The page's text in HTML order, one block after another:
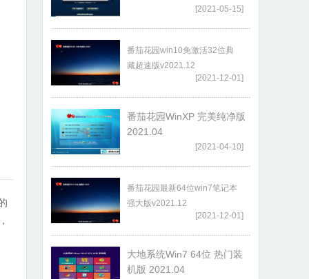
[2021-05-15]
番茄花园win10免激活32位典
藏超速版v2021.12
[2021-12-01]
番茄花园WinXP 完美纯净版
2021.04
[2021-04-10]
番茄花园最新64位win7笔记本
强大版v2021.12
[2021-12-01]
大地系统Win7 64位 热门装
机版 2021.04